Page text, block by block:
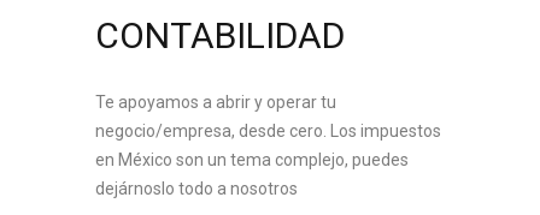
CONTABILIDAD
Te apoyamos a abrir y operar tu
negocio/empresa, desde cero. Los impuestos
en México son un tema complejo, puedes
dejárnoslo todo a nosotros